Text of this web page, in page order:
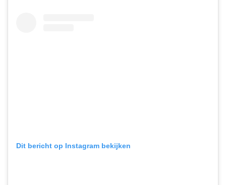
Dit bericht op Instagram bekijken